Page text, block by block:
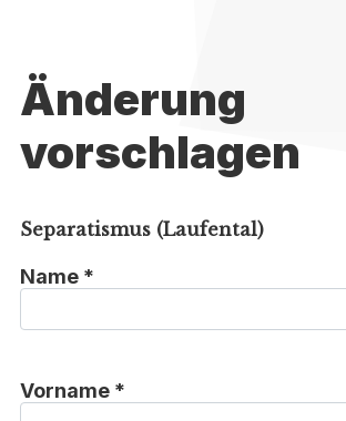
Änderung
vorschlagen
Separatismus (Laufental)
Name *
Vorname *